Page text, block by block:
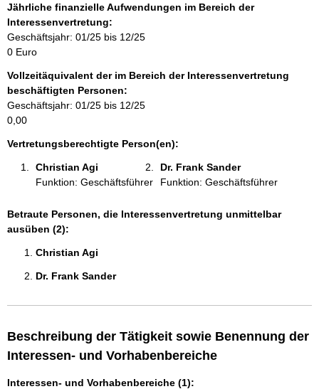
o
r
m
a
i
o
n
e
n
Jährliche finanzielle Aufwendungen im Bereich der
Interessenvertretung:
Geschäftsjahr: 01/25 bis 12/25
0 Euro
Vollzeitäquivalent der im Bereich der Interessenvertretung
beschäftigten Personen:
Geschäftsjahr: 01/25 bis 12/25
0,00
Vertretungsberechtigte Person(en):
Christian Agi
Funktion: Geschäftsführer
Dr. Frank Sander
Funktion: Geschäftsführer
Betraute Personen, die Interessenvertretung unmittelbar
ausüben (2):
Christian Agi
Dr. Frank Sander
Beschreibung der Tätigkeit sowie Benennung der
Interessen- und Vorhabenbereiche
Interessen- und Vorhabenbereiche (1):